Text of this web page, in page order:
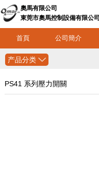
奧馬有限公司
東莞市奧馬控制設備有限公司
首頁 公司簡介
产品分类
PS41 系列壓力開關